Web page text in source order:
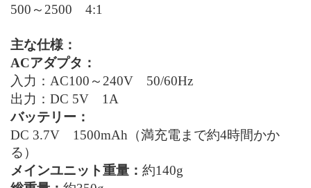
500～2500 4:1
主な仕様：
ACアダプタ：
入力： AC100 ～ 240V
50/60Hz
出力： DC 5V
1A
バッテリー：
DC 3.7V
1500mAh（満充電まで約4時間かか
る）
メインユニット重量： 約140g